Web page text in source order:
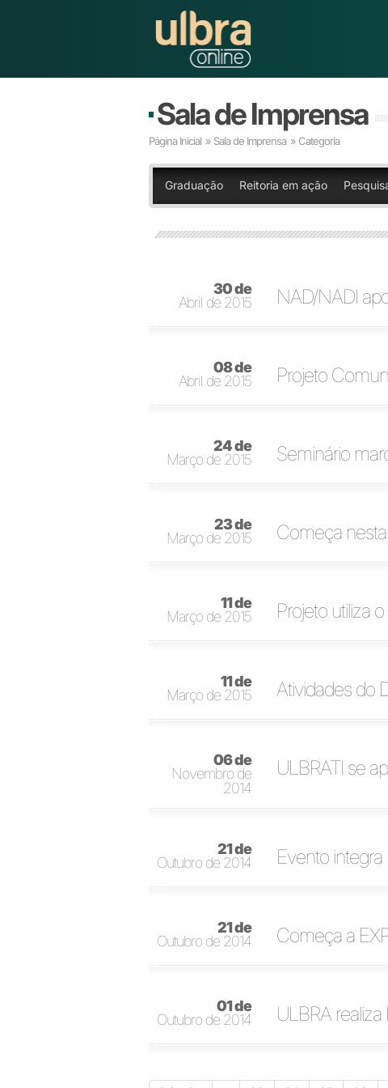
Sala de Imprensa
Página Inicial » Sala de Imprensa » Categoria
Graduação Reitoria em ação
30 de
Abril de 2015
NAD/NADI
08 de
Abril de 2015
Projeto
24 de
Março de 2015
Seminário
23 de
Março de 2015
Começa
11 de
Março de 2015
Projeto utiliza
11 de
Março de 2015
Atividades do
06 de
Novembro de
2014
ULBRATI se
21 de
Outubro de 2014
Evento integra
21 de
Outubro de 2014
Começa a
01 de
Outubro de 2014
ULBRA